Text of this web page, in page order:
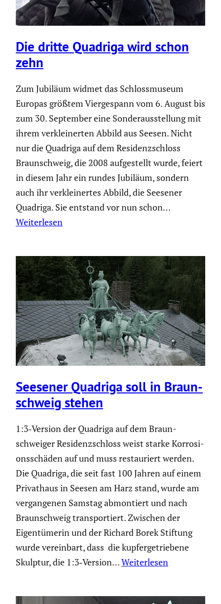
Die dritte Quadriga wird schon
zehn
Zum Jubiläum widmet das Schloss­mu­seum
Europas größtem Vierge­spann vom 6. August bis
zum 30. September eine Sonder­aus­stel­lung mit
ihrem verklei­nerten Abbild aus Seesen. Nicht
nur die Quadriga auf dem Residenz­schloss
Braun­schweig, die 2008 aufge­stellt wurde, feiert
in diesem Jahr ein rundes Jubiläum, sondern
auch ihr verklei­nertes Abbild, die Seesener
Quadriga. Sie entstand vor nun schon…
Weiterlesen
Seesener Quadriga soll in Braun­
schweig stehen
1:3‑Version der Quadriga auf dem Braun­
schweiger Residenz­schloss weist starke Korro­si­
ons­schäden auf und muss restau­riert werden.
Die Quadriga, die seit fast 100 Jahren auf einem
Privat­haus in Seesen am Harz stand, wurde am
vergan­genen Samstag abmon­tiert und nach
Braun­schweig trans­por­tiert. Zwischen der
Eigen­tü­merin und der Richard Borek Stiftung
wurde verein­bart, dass die kupfer­ge­trie­bene
Skulptur, die 1:3‑Version…Weiterlesen